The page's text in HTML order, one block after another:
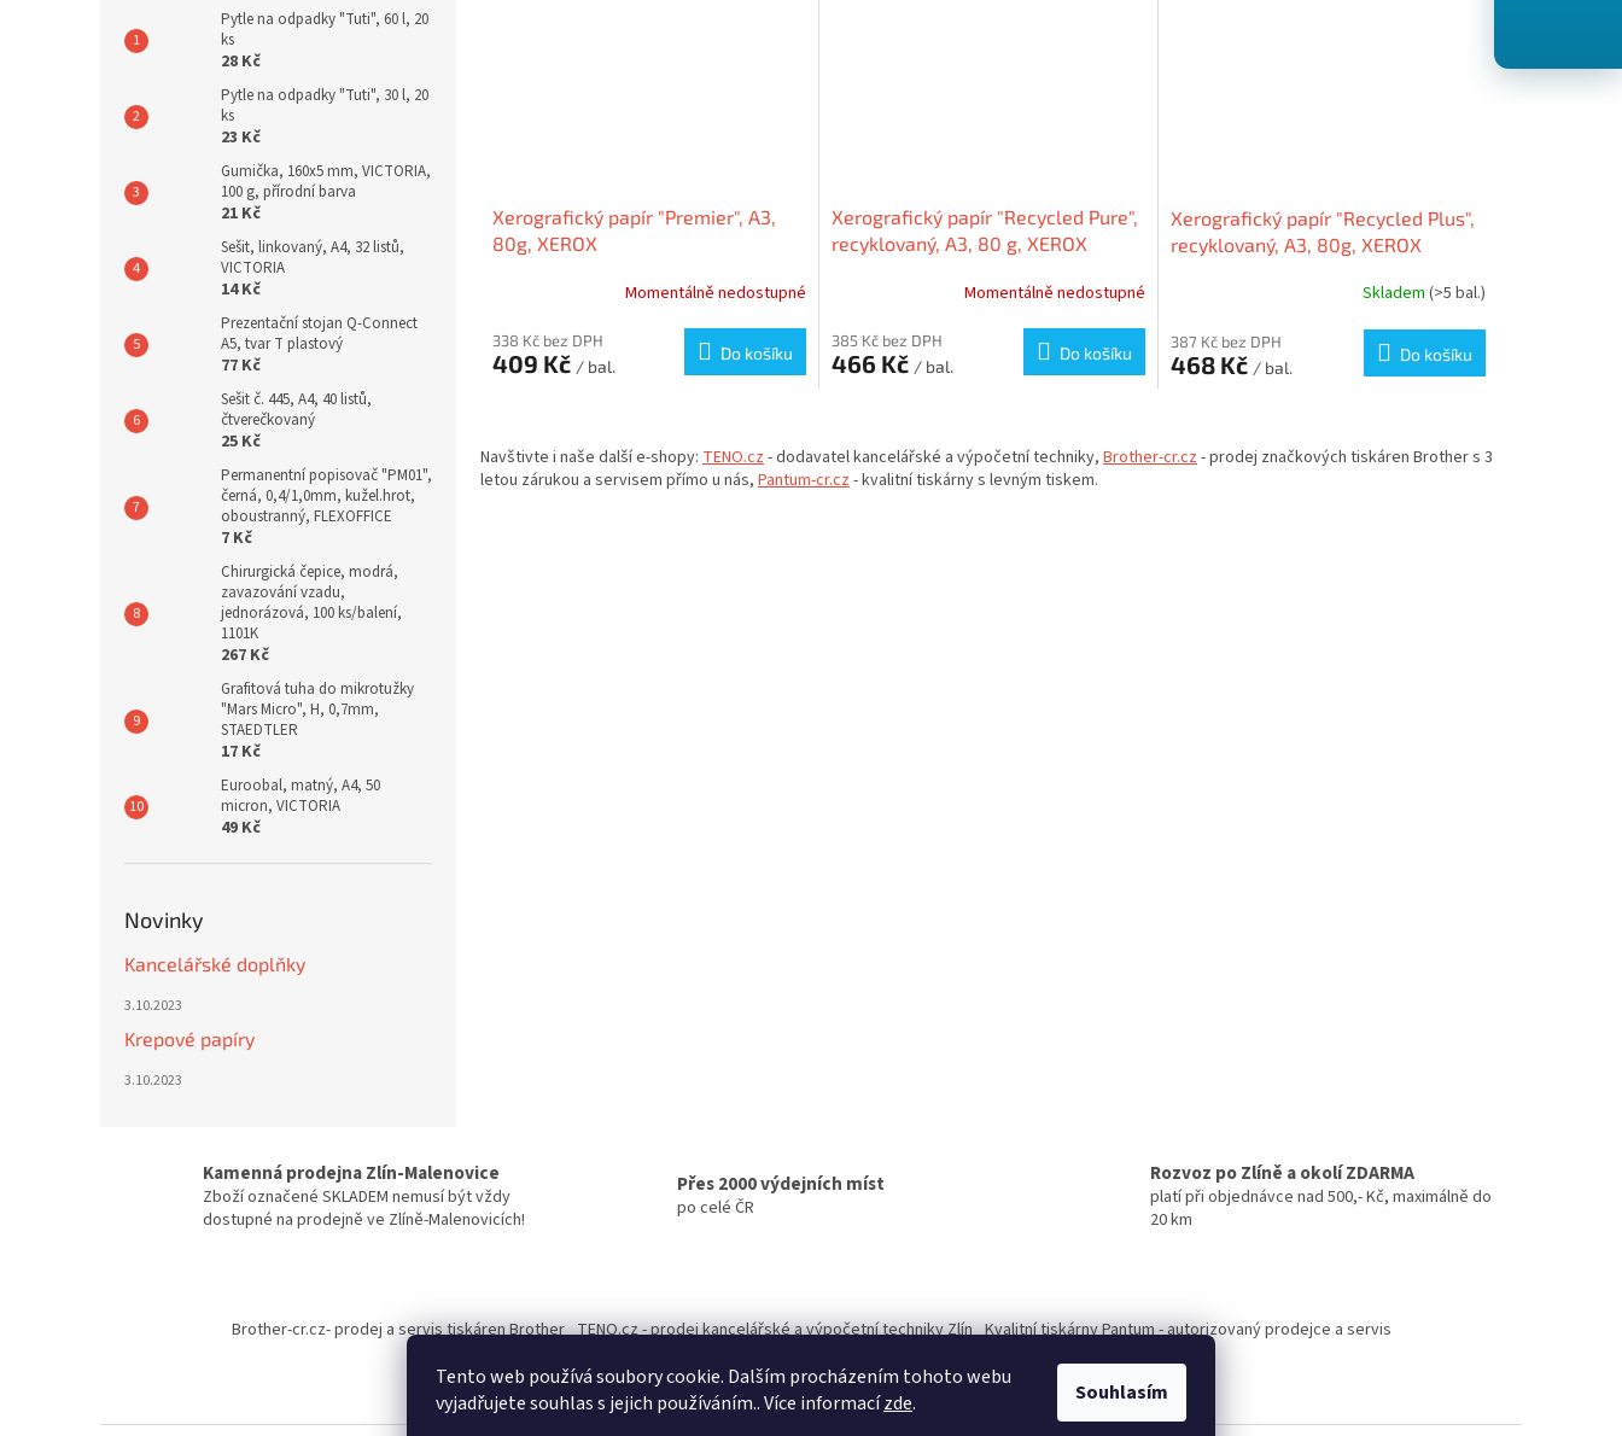
Tento web používá soubory cookie. Dalším procházením tohoto webu
vyjadřujete souhlas s jejich používáním.. Více informacízde. Souhlasím
Pytle na odpadky "Tuti", 60 l, 20
ks
28 Kč
Pytle na odpadky "Tuti", 30 l, 20
ks
23 Kč
Gumička, 160x5 mm, VICTORIA,
100 g, přírodní barva
21 Kč
Sešit, linkovaný, A4, 32 listů,
VICTORIA
14 Kč
Prezentační stojan Q-Connect
A5, tvar T plastový
77 Kč
Sešit č. 445, A4, 40 listů,
čtverečkovaný
25 Kč
Permanentní popisovač "PM01",
černá, 0,4/1,0mm, kužel.hrot,
oboustranný, FLEXOFFICE
7 Kč
Chirurgická čepice, modrá,
zavazování vzadu,
jednorázová, 100 ks/balení,
1101K
267 Kč
Grafitová tuha do mikrotužky
"Mars Micro", H, 0,7mm,
STAEDTLER
17 Kč
Euroobal, matný, A4, 50
micron, VICTORIA
49 Kč
Novinky
Kancelářské doplňky
3.10.2023
Krepové papíry
3.10.2023
Xerografický papír "Premier", A3,
80g, XEROX
Momentálně nedostupné
338 Kč bez DPH
409 Kč / bal.
Do košíku
Xerografický papír "Recycled Pure",
recyklovaný, A3, 80 g, XEROX
Momentálně nedostupné
385 Kč bez DPH
466 Kč / bal.
Do košíku
Xerografický papír "Recycled Plus",
recyklovaný, A3, 80g, XEROX
Skladem (>5 bal.)
387 Kč bez DPH
468 Kč / bal.
Do košíku
v
l
á
Navštivte i naše další e-shopy: TENO.cz - dodavatel kancelářské a výpočetní techniky, Brother-cr.cz - prodej značkových tiskáren Brother s 3
letou zárukou a servisem přímo u nás, Pantum-cr.cz - kvalitní tiskárny s levným tiskem.
Kamenná prodejna Zlín-Malenovice
Zboží označené SKLADEM nemusí být vždy
dostupné na prodejně ve Zlíně-Malenovicích!
Přes 2000 výdejních míst
po celé ČR
Rozvoz po Zlíně a okolí ZDARMA
platí při objednávce nad 500,- Kč, maximálně do
20 km
Brother-cr.cz- prodej a servis tiskáren Brother TENO.cz - prodej kancelářské a výpočetní techniky Zlín Kvalitní tiskárny Pantum - autorizovaný prodejce a servis